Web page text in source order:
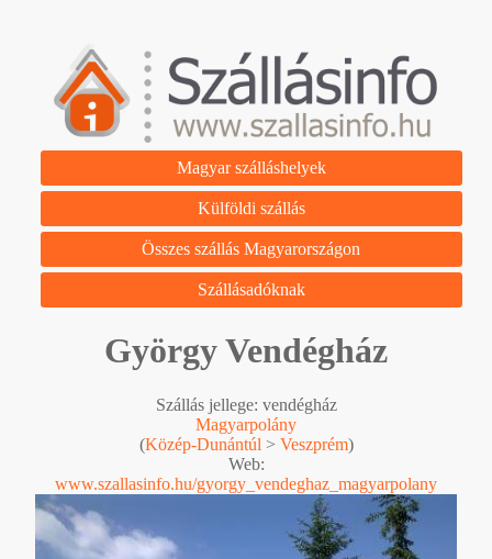
Magyar szálláshelyek
Külföldi szállás
Összes szállás Magyarországon
Szállásadóknak
György Vendégház
Szállás jellege: vendégház
Magyarpolány
(Közép-Dunántúl > Veszprém)
Web:
www.szallasinfo.hu/gyorgy_vendeghaz_magyarpolany